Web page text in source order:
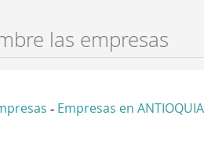
- Empresas en ANTIOQUIA